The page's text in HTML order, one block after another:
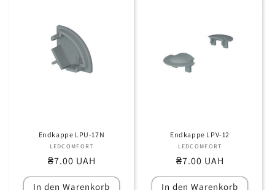
Endkappe LPU-17N
Anbieter:
LEDCOMFORT
Normaler
Preis
₴7.00 UAH
In den Warenkorb
Endkappe LPV-12
Anbieter:
LEDCOMFORT
Normaler
Preis
₴7.00 UAH
In den Warenkorb